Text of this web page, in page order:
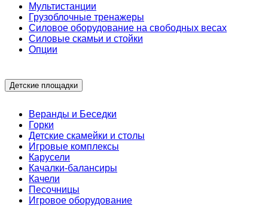
Мультистанции
Грузоблочные тренажеры
Силовое оборудование на свободных весах
Силовые скамьи и стойки
Опции
Детские площадки
Веранды и Беседки
Горки
Детские скамейки и столы
Игровые комплексы
Карусели
Качалки-балансиры
Качели
Песочницы
Игровое оборудование